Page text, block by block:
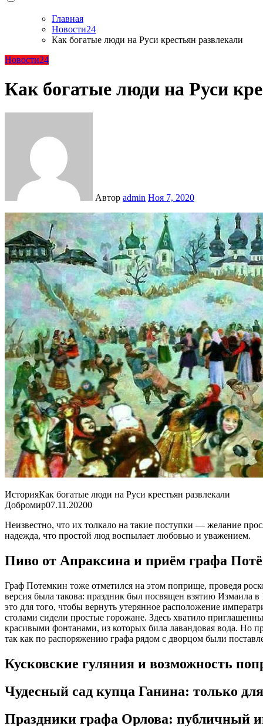
Главная
Новости24
Как богатые люди на Руси крестьян развлекали
Новости24
Как богатые люди на Руси
Автор admin Ноя 7, 2020
ИсторияКак богатые люди на Руси крестьян развлекали
Добромир07.11.20200
Неизвестно, что их толкало на такие поступки — желание
надежда, что простой люд воспылает любовью и уважением.
Пиво от Апраксина и приём графа
Граф Потемкин тоже отметился на этом поприще, проведя
версия была такова: праздник был посвящен взятию Измаила
это для того, чтобы вернуть утерянное расположение
столами сидели простые горожане. Здесь хватило
красивыми фонтанами, из которых била лавандовая вода. Но
так как по распоряжению графа рядом с дворцом были
Кусковские гуляния и возможность
Чудесный сад купца Ганина: только
Праздники графа Орлова: публичный